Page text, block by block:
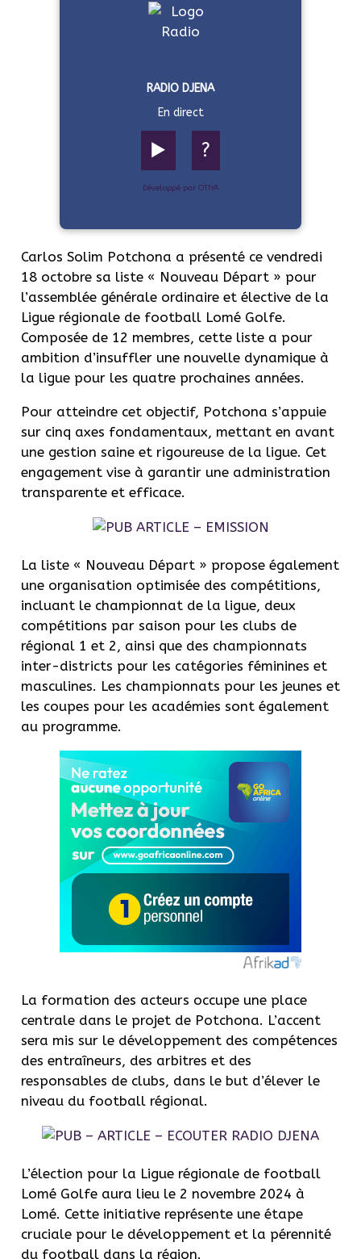
RADIO DJENA
En direct
▶️ ?
Développé par OTIYA
Carlos Solim Potchona a présenté ce vendredi
18 octobre sa liste « Nouveau Départ » pour
l’assemblée générale ordinaire et élective de la
Ligue régionale de football Lomé Golfe.
Composée de 12 membres, cette liste a pour
ambition d’insuffler une nouvelle dynamique à
la ligue pour les quatre prochaines années.
Pour atteindre cet objectif, Potchona s’appuie
sur cinq axes fondamentaux, mettant en avant
une gestion saine et rigoureuse de la ligue. Cet
engagement vise à garantir une administration
transparente et efficace.
La liste « Nouveau Départ » propose également
une organisation optimisée des compétitions,
incluant le championnat de la ligue, deux
compétitions par saison pour les clubs de
régional 1 et 2, ainsi que des championnats
inter-districts pour les catégories féminines et
masculines. Les championnats pour les jeunes et
les coupes pour les académies sont également
au programme.
La formation des acteurs occupe une place
centrale dans le projet de Potchona. L’accent
sera mis sur le développement des compétences
des entraîneurs, des arbitres et des
responsables de clubs, dans le but d’élever le
niveau du football régional.
L’élection pour la Ligue régionale de football
Lomé Golfe aura lieu le 2 novembre 2024 à
Lomé. Cette initiative représente une étape
cruciale pour le développement et la pérennité
du football dans la région.